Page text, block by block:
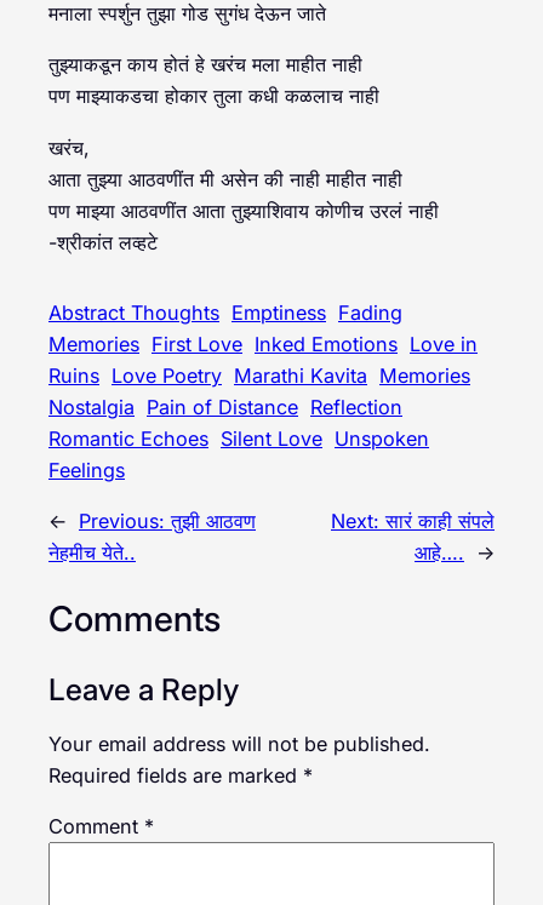
मनाला स्पर्शुन तुझा गोड सुगंध देऊन जाते
तुझ्याकडून काय होतं हे खरंच मला माहीत नाही
पण माझ्याकडचा होकार तुला कधी कळलाच नाही
खरंच,
आता तुझ्या आठवणींत मी असेन की नाही माहीत नाही
पण माझ्या आठवणींत आता तुझ्याशिवाय कोणीच उरलं नाही
-श्रीकांत लव्हटे
Abstract Thoughts Emptiness Fading
Memories First Love Inked Emotions Love in
Ruins Love Poetry Marathi Kavita Memories
Nostalgia Pain of Distance Reflection
Romantic Echoes Silent Love Unspoken
Feelings
← Previous:तुझी आठवण
नेहमीच येते..
Next:सारं काही संपले
आहे….
→
Comments
Leave a Reply
Your email address will not be published.
Required fields are marked *
Comment *